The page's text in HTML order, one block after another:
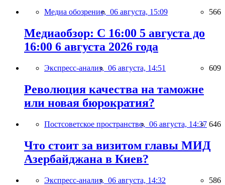
Медиа обозрение, 06 августа, 15:09 566
Медиаобзор: С 16:00 5 августа до
16:00 6 августа 2026 года
Экспресс-анализ, 06 августа, 14:51 609
Революция качества на таможне
или новая бюрократия?
Постсоветское пространство, 06 августа, 14:37 646
Что стоит за визитом главы МИД
Азербайджана в Киев?
Экспресс-анализ, 06 августа, 14:32 586